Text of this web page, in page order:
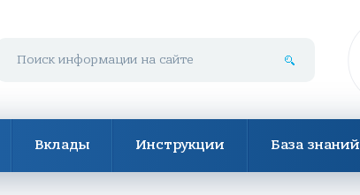
Вклады Инструкции База знаний